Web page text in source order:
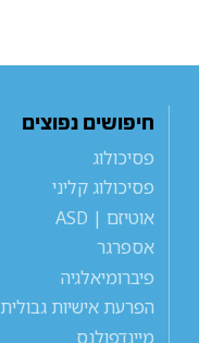
חיפושים נפוצים
פסיכולוג
פסיכולוג קליני
אוטיזם | ASD
אספרגר
פיברומיאלגיה
הפרעת אישיות גבולית
מיינדפולנס